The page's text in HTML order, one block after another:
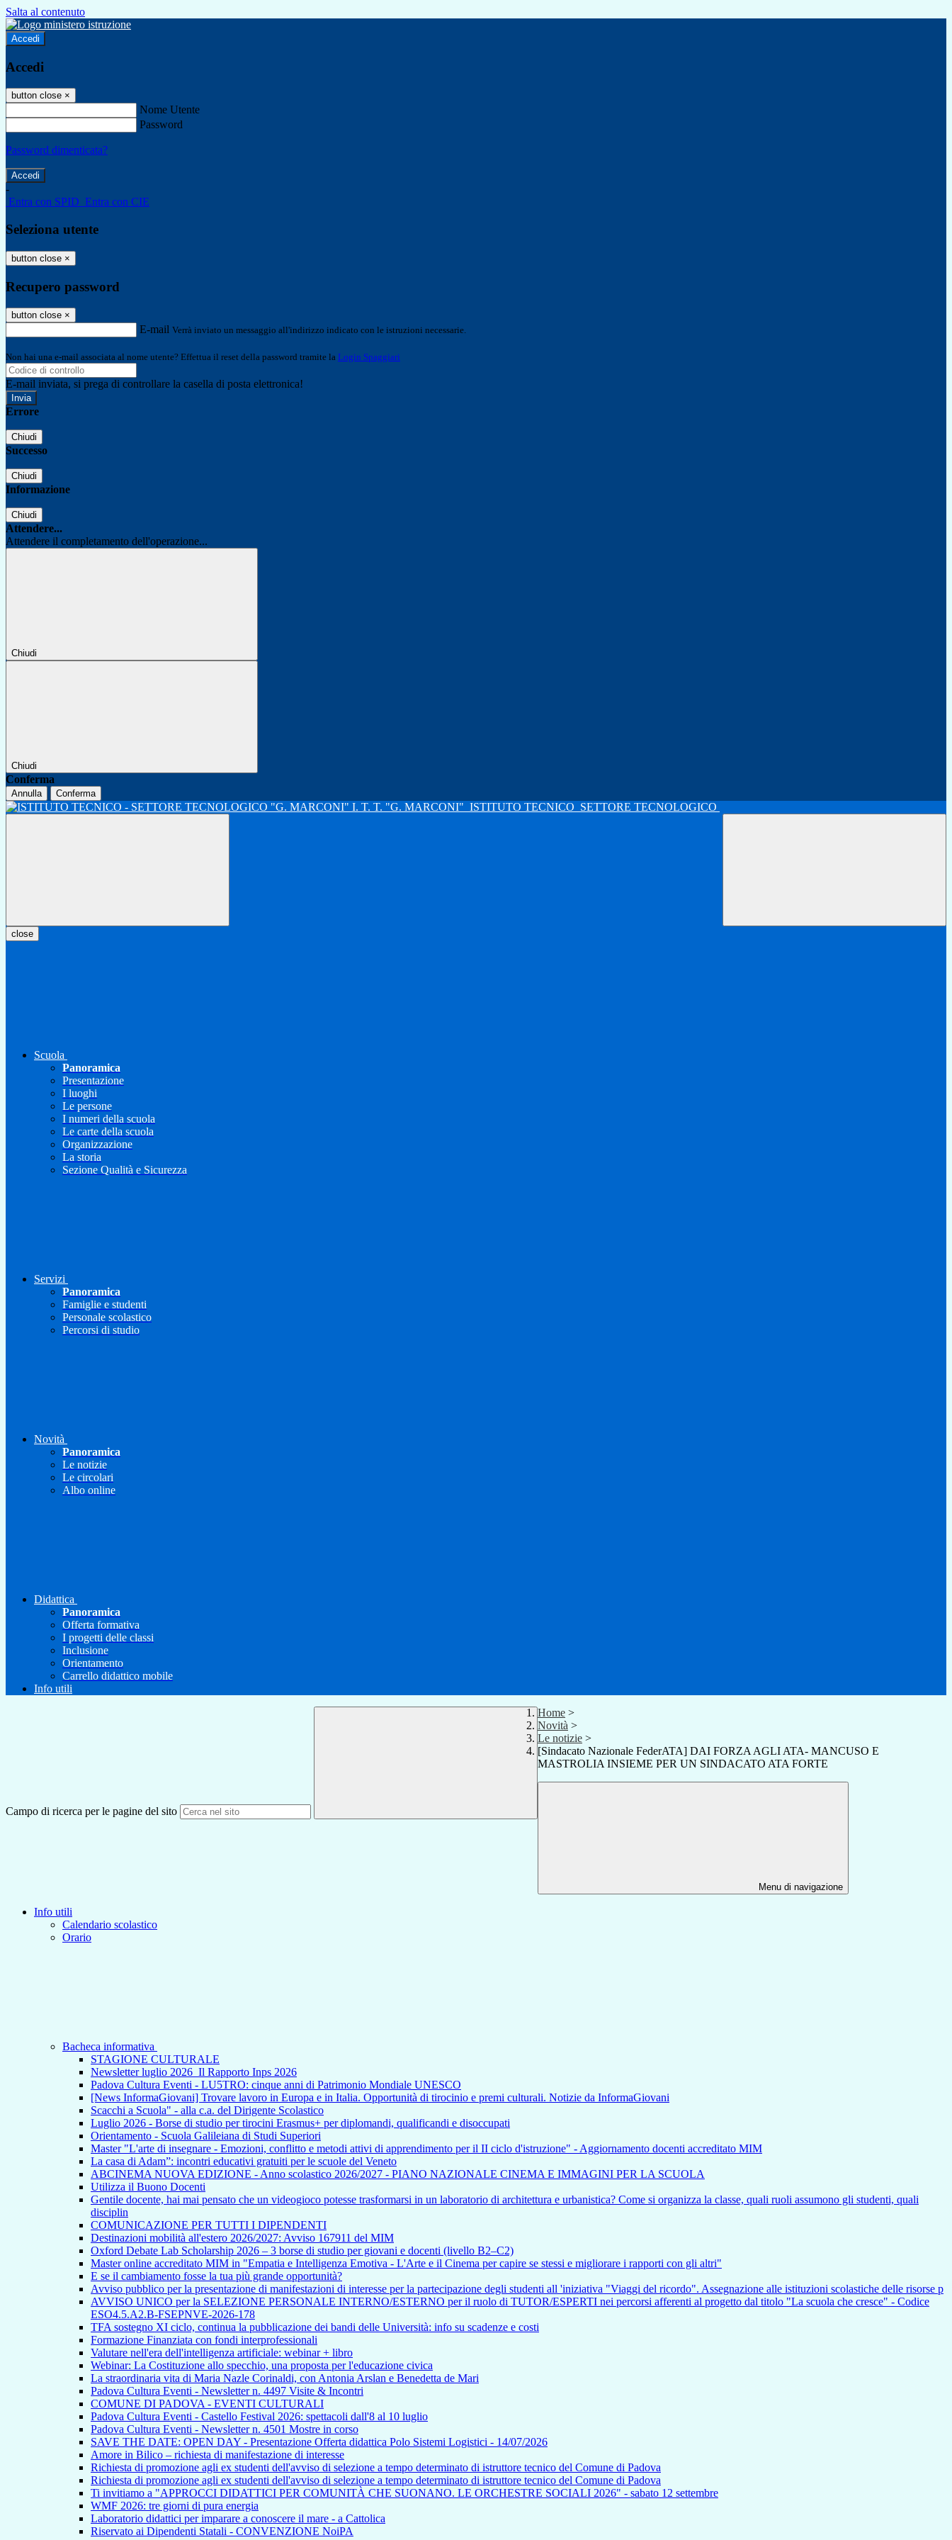
Salta al contenuto
Accedi
Accedi
button close ×
Nome Utente
Password
Password dimenticata?
-
Entra con SPID Entra con CIE
Seleziona utente
button close ×
Recupero password
button close ×
E-mail Verrà inviato un messaggio all'indirizzo indicato con le istruzioni necessarie.
Non hai una e-mail associata al nome utente? Effettua il reset della password tramite la Login Spaggiari
E-mail inviata, si prega di controllare la casella di posta elettronica!
Errore
Chiudi
Successo
Chiudi
Informazione
Chiudi
Attendere...
Attendere il completamento dell'operazione...
Chiudi
Chiudi
Conferma
Annulla Conferma
I. T. T. "G. MARCONI" ISTITUTO TECNICO SETTORE TECNOLOGICO
close
Scuola
Panoramica
Presentazione
I luoghi
Le persone
I numeri della scuola
Le carte della scuola
Organizzazione
La storia
Sezione Qualità e Sicurezza
Servizi
Panoramica
Famiglie e studenti
Personale scolastico
Percorsi di studio
Novità
Panoramica
Le notizie
Le circolari
Albo online
Didattica
Panoramica
Offerta formativa
I progetti delle classi
Inclusione
Orientamento
Carrello didattico mobile
Info utili
Campo di ricerca per le pagine del sito
Home >
Novità >
Le notizie >
[Sindacato Nazionale FederATA] DAI FORZA AGLI ATA- MANCUSO E
MASTROLIA INSIEME PER UN SINDACATO ATA FORTE
Menu di navigazione
Info utili
Calendario scolastico
Orario
Bacheca informativa
STAGIONE CULTURALE
Newsletter luglio 2026_Il Rapporto Inps 2026
Padova Cultura Eventi - LU5TRO: cinque anni di Patrimonio Mondiale UNESCO
[News InformaGiovani] Trovare lavoro in Europa e in Italia. Opportunità di tirocinio e premi culturali. Notizie da InformaGiovani
Scacchi a Scuola" - alla c.a. del Dirigente Scolastico
Luglio 2026 - Borse di studio per tirocini Erasmus+ per diplomandi, qualificandi e disoccupati
Orientamento - Scuola Galileiana di Studi Superiori
Master "L'arte di insegnare - Emozioni, conflitto e metodi attivi di apprendimento per il II ciclo d'istruzione" - Aggiornamento docenti accreditato MIM
La casa di Adam”: incontri educativi gratuiti per le scuole del Veneto
ABCINEMA NUOVA EDIZIONE - Anno scolastico 2026/2027 - PIANO NAZIONALE CINEMA E IMMAGINI PER LA SCUOLA
Utilizza il Buono Docenti
Gentile docente, hai mai pensato che un videogioco potesse trasformarsi in un laboratorio di architettura e urbanistica? Come si organizza la classe, quali ruoli assumono gli studenti, quali
disciplin
COMUNICAZIONE PER TUTTI I DIPENDENTI
Destinazioni mobilità all'estero 2026/2027: Avviso 167911 del MIM
Oxford Debate Lab Scholarship 2026 – 3 borse di studio per giovani e docenti (livello B2–C2)
Master online accreditato MIM in "Empatia e Intelligenza Emotiva - L'Arte e il Cinema per capire se stessi e migliorare i rapporti con gli altri"
E se il cambiamento fosse la tua più grande opportunità?
Avviso pubblico per la presentazione di manifestazioni di interesse per la partecipazione degli studenti all 'iniziativa "Viaggi del ricordo". Assegnazione alle istituzioni scolastiche delle risorse p
AVVISO UNICO per la SELEZIONE PERSONALE INTERNO/ESTERNO per il ruolo di TUTOR/ESPERTI nei percorsi afferenti al progetto dal titolo "La scuola che cresce" - Codice
ESO4.5.A2.B-FSEPNVE-2026-178
TFA sostegno XI ciclo, continua la pubblicazione dei bandi delle Università: info su scadenze e costi
Formazione Finanziata con fondi interprofessionali
Valutare nell'era dell'intelligenza artificiale: webinar + libro
Webinar: La Costituzione allo specchio, una proposta per l'educazione civica
La straordinaria vita di Maria Nazle Corinaldi, con Antonia Arslan e Benedetta de Mari
Padova Cultura Eventi - Newsletter n. 4497 Visite & Incontri
COMUNE DI PADOVA - EVENTI CULTURALI
Padova Cultura Eventi - Castello Festival 2026: spettacoli dall'8 al 10 luglio
Padova Cultura Eventi - Newsletter n. 4501 Mostre in corso
SAVE THE DATE: OPEN DAY - Presentazione Offerta didattica Polo Sistemi Logistici - 14/07/2026
Amore in Bilico – richiesta di manifestazione di interesse
Richiesta di promozione agli ex studenti dell'avviso di selezione a tempo determinato di istruttore tecnico del Comune di Padova
Richiesta di promozione agli ex studenti dell'avviso di selezione a tempo determinato di istruttore tecnico del Comune di Padova
Ti invitiamo a "APPROCCI DIDATTICI PER COMUNITÀ CHE SUONANO. LE ORCHESTRE SOCIALI 2026" - sabato 12 settembre
WMF 2026: tre giorni di pura energia
Laboratorio didattici per imparare a conoscere il mare - a Cattolica
Riservato ai Dipendenti Statali - CONVENZIONE NoiPA